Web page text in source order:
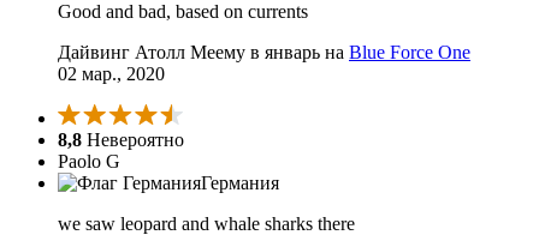
Good and bad, based on currents
Дайвинг Атолл Меему в январь на Blue Force One
02 мар., 2020
8,8 Невероятно
Paolo G
Германия
we saw leopard and whale sharks there